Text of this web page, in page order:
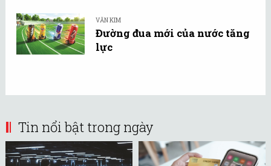
VĂN KIM
Đường đua mới của nước tăng
lực
Tin nổi bật trong ngày